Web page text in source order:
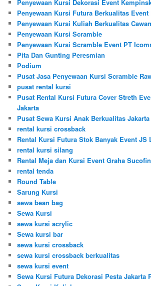
Penyewaan Kursi Dekorasi Event
Penyewaan Kursi Futura Berkualitas Event
Penyewaan Kursi Kuliah Berkualitas
Penyewaan Kursi Scramble
Penyewaan Kursi Scramble Event PT
Pita Dan Gunting Peresmian
Podium
Pusat Jasa Penyewaan Kursi Scramble
pusat rental kursi
Pusat Rental Kursi Futura Cover Streth
Jakarta
Pusat Sewa Kursi Anak Berkualitas Jakarta
rental kursi crossback
Rental Kursi Futura Stok Banyak Event JS
rental kursi silang
Rental Meja dan Kursi Event Graha
rental tenda
Round Table
Sarung Kursi
sewa bean bag
Sewa Kursi
sewa kursi acrylic
Sewa kursi bar
sewa kursi crossback
sewa kursi crossback berkualitas
sewa kursi event
Sewa Kursi Futura Dekorasi Pesta Jakarta